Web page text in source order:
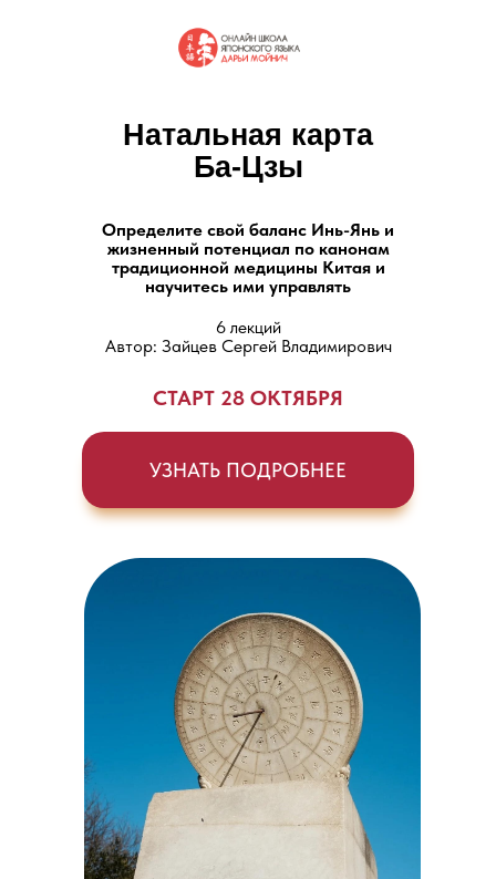
Натальная карта
Ба-Цзы
Определите свой баланс Инь-Янь и
жизненный потенциал по канонам
традиционной медицины Китая и
научитесь ими управлять
УЗНАТЬ ПОДРОБНЕЕ
6 лекций
Автор: Зайцев Сергей Владимирович
СТАРТ 28 ОКТЯБРЯ